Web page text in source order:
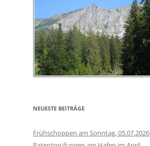
NEUESTE BEITRÄGE
Frühschoppen am Sonntag, 05.07.2026